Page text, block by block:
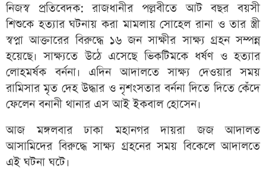
নিজস্ব প্রতিবেদক: রাজধানীর পল্লবীতে আট বছর বয়সী
শিশুকে হত্যার ঘটনায় করা মামলায় সোহেল রানা ও তার স্ত্রী
স্বপ্না আক্তারের বিরুদ্ধে ১৬ জন সাক্ষীর সাক্ষ্য গ্রহন সম্পন্ন
হয়েছে। সাক্ষ্যতে উঠে এসেছে ভিকটিমকে ধর্ষণ ও হত্যার
লোহমর্ষক বর্ননা। এদিন আদালতে সাক্ষ্য দেওয়ার সময়
রামিসার মৃত দেহ উদ্ধার ও নৃশংসতার বর্ননা দিতে দিতে কেঁদে
ফেলেন বনানী থানার এস আই ইকবাল হোসেন।
আজ মঙ্গলবার ঢাকা মহানগর দায়রা জজ আদালত
আসামিদের বিরুদ্ধে সাক্ষ্য গ্রহনের সময় বিকেলে আদালতে
এই ঘটনা ঘটে।